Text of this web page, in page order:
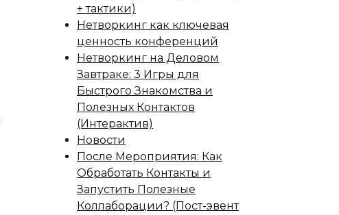
+ тактики)
Нетворкинг как ключевая
ценность конференций
Нетворкинг на Деловом
Завтраке: 3 Игры для
Быстрого Знакомства и
Полезных Контактов
(Интерактив)
Новости
После Мероприятия: Как
Обработать Контакты и
Запустить Полезные
Коллаборации? (Пост-эвент